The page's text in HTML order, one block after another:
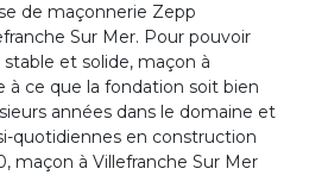
de maçonnerie Zepp
Sur Mer. Pour pouvoir
et solide, maçon à
à ce que la fondation soit bien
années dans le domaine et
quotidiennes en construction
maçon à Villefranche Sur Mer